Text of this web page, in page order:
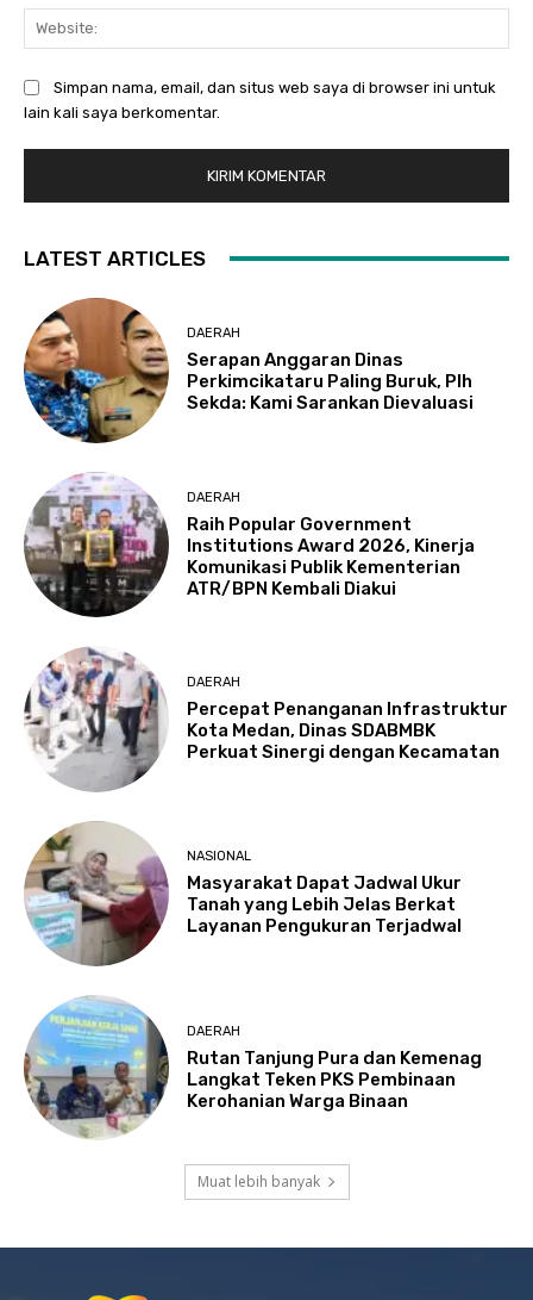
Simpan nama, email, dan situs web saya di browser ini untuk
lain kali saya berkomentar.
LATEST ARTICLES
DAERAH
Serapan Anggaran Dinas
Perkimcikataru Paling Buruk, Plh
Sekda: Kami Sarankan Dievaluasi
DAERAH
Raih Popular Government
Institutions Award 2026, Kinerja
Komunikasi Publik Kementerian
ATR/BPN Kembali Diakui
DAERAH
Percepat Penanganan Infrastruktur
Kota Medan, Dinas SDABMBK
Perkuat Sinergi dengan Kecamatan
NASIONAL
Masyarakat Dapat Jadwal Ukur
Tanah yang Lebih Jelas Berkat
Layanan Pengukuran Terjadwal
DAERAH
Rutan Tanjung Pura dan Kemenag
Langkat Teken PKS Pembinaan
Kerohanian Warga Binaan
Muat lebih banyak